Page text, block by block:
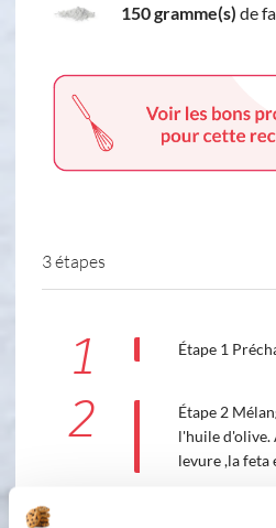
150 gramme(s) de
3 étapes
1 Étape 1
2
Étape 2
l'huile d'olive.
levure ,la feta
Étape 3